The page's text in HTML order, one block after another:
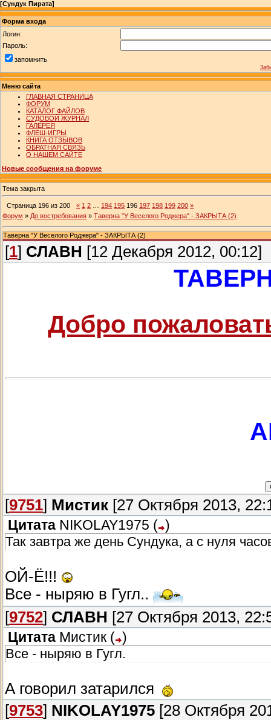
[Сундук Пирата]
Форма входа
Логин:
Пароль:
запомнить
Меню сайта
ГЛАВНАЯ СТРАНИЦА
ФОРУМ
КАТАЛОГ ФАЙЛОВ
СУДОВОЙ ЖУРНАЛ
ГАЛЕРЕЯ
ФЛЕШ-ИГРЫ
КНИГА ОТЗЫВОВ
ОБРАТНАЯ СВЯЗЬ
О НАШЕМ САЙТЕ
Новые сообщения на форуме
Тема закрыта
Страница 196 из 200 « 1 2 194 195 196 197 198 199 200 »
Форум » До востребования » Таверна "У Веселого Роджера" - ЗАКРЫТА (2)
Таверна "У Веселого Роджера" - ЗАКРЫТА (2)
[1] СЛАВН [12 Декабря 2012, 00:12]
Добро
[9751] Мистик [27 Октября 2013,
Цитата NIKOLAY1975 ( )
Так завтра же день Сундука, а с нуля
ОЙ-Ё!!!
Все - ныряю в Гугл..
[9752] СЛАВН [27 Октября 2013,
Цитата Мистик ( )
Все - ныряю в Гугл.
А говорил затарился
[9753] NIKOLAY1975 [28 Октября